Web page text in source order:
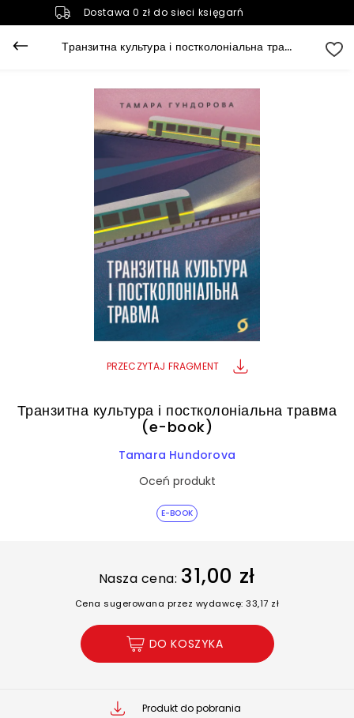
Dostawa 0 zł do sieci księgarń
Транзитна культура і постколоніальна травма (e-book)
PRZECZYTAJ FRAGMENT
E-BOOK
Транзитна культура і постколоніальна травма
(e-book)
Tamara Hundorova
Oceń produkt
Nasza cena: 31,00 zł
Cena sugerowana przez wydawcę: 33,17 zł
DO KOSZYKA
Produkt do pobrania